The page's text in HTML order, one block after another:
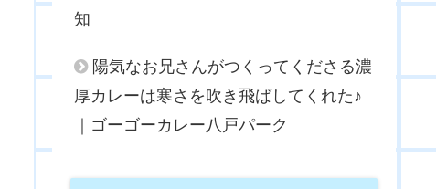
知
陽気なお兄さんがつくってくださる濃
厚カレーは寒さを吹き飛ばしてくれた♪
｜ゴーゴーカレー八戸パーク